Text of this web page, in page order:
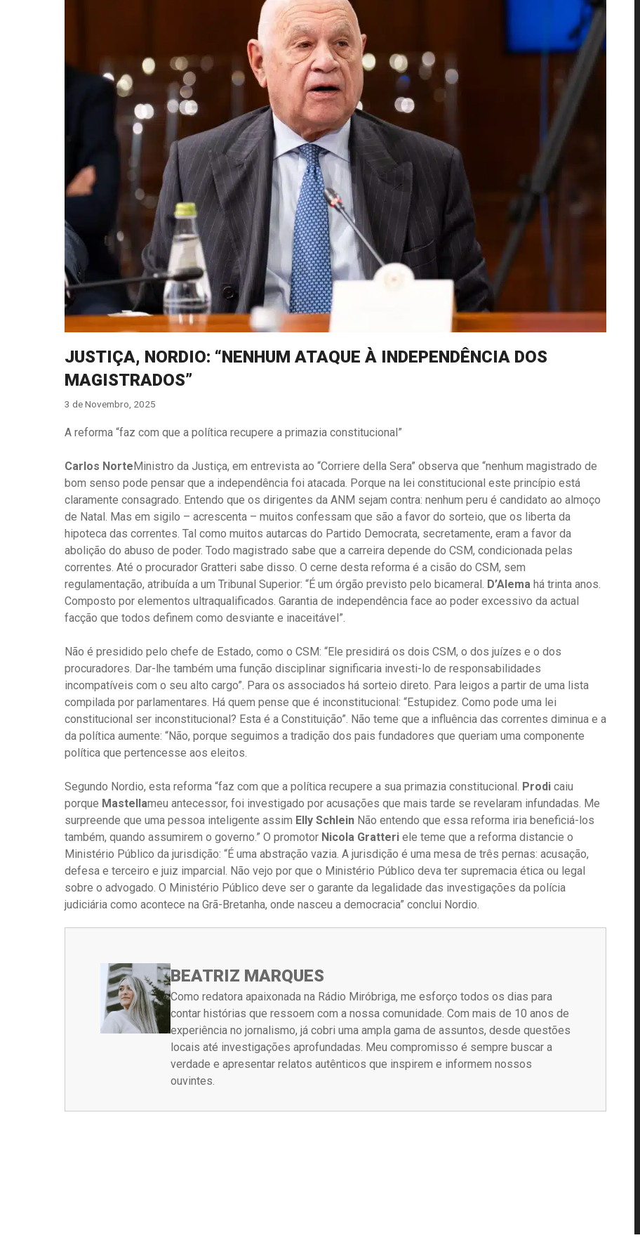
JUSTIÇA, NORDIO: “NENHUM ATAQUE À INDEPENDÊNCIA DOS
MAGISTRADOS”
3 de Novembro, 2025
A reforma “faz com que a política recupere a primazia constitucional”
Carlos Norte Ministro da Justiça, em entrevista ao “Corriere della Sera” observa que “nenhum magistrado de
bom senso pode pensar que a independência foi atacada. Porque na lei constitucional este princípio está
claramente consagrado. Entendo que os dirigentes da ANM sejam contra: nenhum peru é candidato ao almoço
de Natal. Mas em sigilo – acrescenta – muitos confessam que são a favor do sorteio, que os liberta da
hipoteca das correntes. Tal como muitos autarcas do Partido Democrata, secretamente, eram a favor da
abolição do abuso de poder. Todo magistrado sabe que a carreira depende do CSM, condicionada pelas
correntes. Até o procurador Gratteri sabe disso. O cerne desta reforma é a cisão do CSM, sem
regulamentação, atribuída a um Tribunal Superior: “É um órgão previsto pelo bicameral. D’Alema há trinta anos.
Composto por elementos ultraqualificados. Garantia de independência face ao poder excessivo da actual
facção que todos definem como desviante e inaceitável”.
Não é presidido pelo chefe de Estado, como o CSM: “Ele presidirá os dois CSM, o dos juízes e o dos
procuradores. Dar-lhe também uma função disciplinar significaria investi-lo de responsabilidades
incompatíveis com o seu alto cargo”. Para os associados há sorteio direto. Para leigos a partir de uma lista
compilada por parlamentares. Há quem pense que é inconstitucional: “Estupidez. Como pode uma lei
constitucional ser inconstitucional? Esta é a Constituição”. Não teme que a influência das correntes diminua e a
da política aumente: “Não, porque seguimos a tradição dos pais fundadores que queriam uma componente
política que pertencesse aos eleitos.
Segundo Nordio, esta reforma “faz com que a política recupere a sua primazia constitucional. Prodi caiu
porque Mastellameu antecessor, foi investigado por acusações que mais tarde se revelaram infundadas. Me
surpreende que uma pessoa inteligente assim Elly Schlein Não entendo que essa reforma iria beneficiá-los
também, quando assumirem o governo.” O promotor Nicola Gratteri ele teme que a reforma distancie o
Ministério Público da jurisdição: “É uma abstração vazia. A jurisdição é uma mesa de três pernas: acusação,
defesa e terceiro e juiz imparcial. Não vejo por que o Ministério Público deva ter supremacia ética ou legal
sobre o advogado. O Ministério Público deve ser o garante da legalidade das investigações da polícia
judiciária como acontece na Grã-Bretanha, onde nasceu a democracia” conclui Nordio.
BEATRIZ MARQUES
Como redatora apaixonada na Rádio Miróbriga, me esforço todos os dias para
contar histórias que ressoem com a nossa comunidade. Com mais de 10 anos de
experiência no jornalismo, já cobri uma ampla gama de assuntos, desde questões
locais até investigações aprofundadas. Meu compromisso é sempre buscar a
verdade e apresentar relatos autênticos que inspirem e informem nossos
ouvintes.